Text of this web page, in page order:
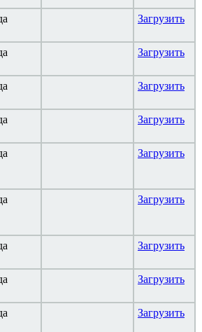
Загрузить
Загрузить
Загрузить
Загрузить
Загрузить
Загрузить
Загрузить
Загрузить
Загрузить